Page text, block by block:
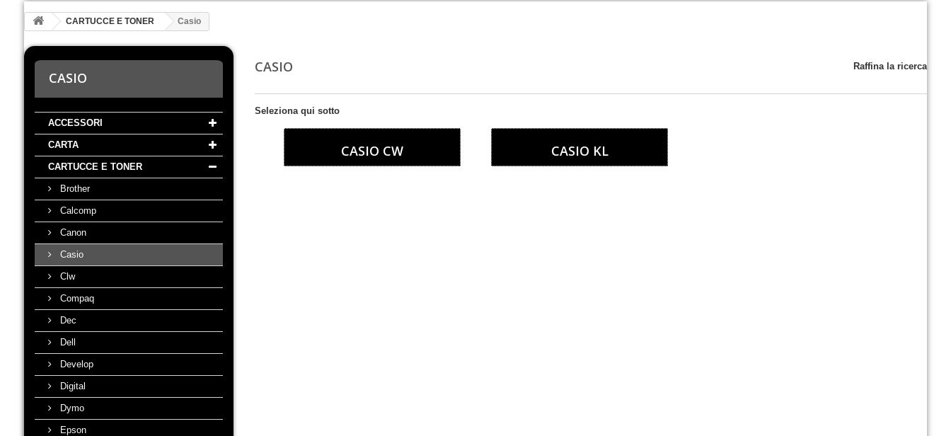
CARTUCCE E TONER Casio
CASIO
ACCESSORI
CARTA
CARTUCCE E TONER
Brother
Calcomp
Canon
Casio
Clw
Compaq
Dec
Dell
Develop
Digital
Dymo
Epson
CASIO Raffina la ricerca
Seleziona qui sotto
CASIO CW CASIO KL